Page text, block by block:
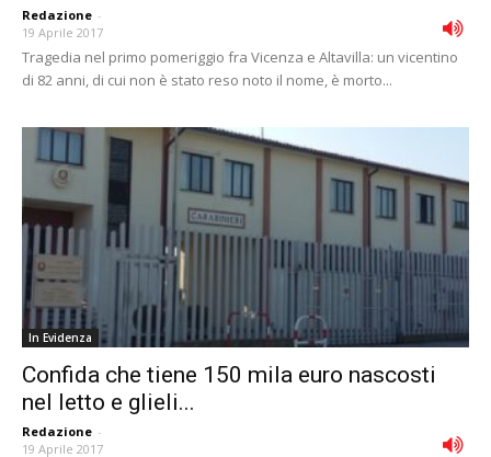
Redazione -
19 Aprile 2017
Tragedia nel primo pomeriggio fra Vicenza e Altavilla: un vicentino
di 82 anni, di cui non è stato reso noto il nome, è morto...
In Evidenza
Confida che tiene 150 mila euro nascosti
nel letto e glieli...
Redazione -
19 Aprile 2017